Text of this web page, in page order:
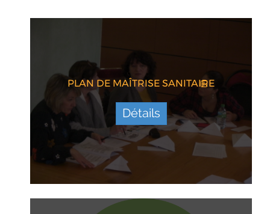
PLAN DE MAÎTRISE SANITAIRE
Détails